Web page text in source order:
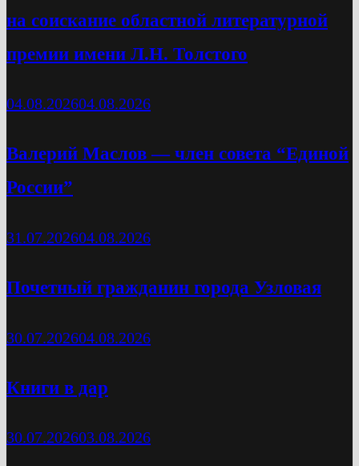
на соискание областной литературной
премии имени Л.Н. Толстого
04.08.202604.08.2026
Валерий Маслов — член совета “Единой
России”
31.07.202604.08.2026
Почетный гражданин города Узловая
30.07.202604.08.2026
Книги в дар
30.07.202603.08.2026